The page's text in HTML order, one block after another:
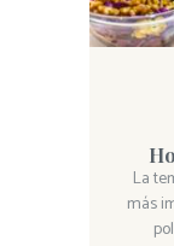
La
más